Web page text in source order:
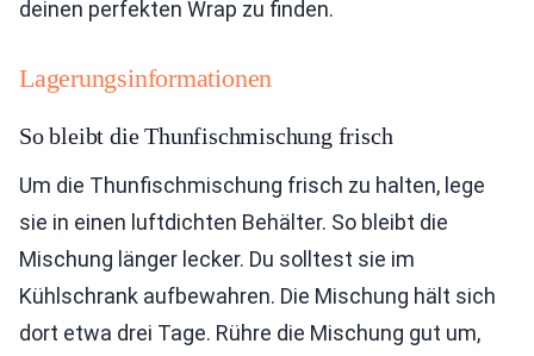
deinen perfekten Wrap zu finden.
Lagerungsinformationen
So bleibt die Thunfischmischung frisch
Um die Thunfischmischung frisch zu halten, lege
sie in einen luftdichten Behälter. So bleibt die
Mischung länger lecker. Du solltest sie im
Kühlschrank aufbewahren. Die Mischung hält sich
dort etwa drei Tage. Rühre die Mischung gut um,